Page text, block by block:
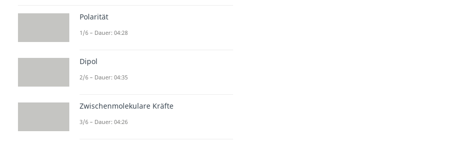
Polarität
1/6 – Dauer: 04:28
Dipol
2/6 – Dauer: 04:35
Zwischenmolekulare Kräfte
3/6 – Dauer: 04:26